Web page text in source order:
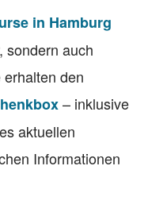
in Hamburg
sondern auch
den
– inklusive
aktuellen
Informationen